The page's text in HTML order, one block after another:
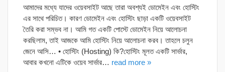
আমাদের মধ্যে যাদের ওয়েবসাইট আছে তারা অবশ্যই ডোমেইন এবং হোস্টিং
এর সাথে পরিচিত। কারণ ডোমেইন এবং হোস্টিং ছাড়া একটি ওয়েবসাইট
তৈরি করা সম্ভব না। আমি গত একটি পোস্টে ডোমেইন নিয়ে আলোচনা
করছিলাম, তাই আজকে আমি হোস্টিং নিয়ে আলোচনা করব। তাহলে চলুন
জেনে আসি… • হোস্টিং (Hosting) কি?হোস্টিং মূলত একটি সার্ভার,
আবার কখনো এটিকে ওয়েব সার্ভার… read more »